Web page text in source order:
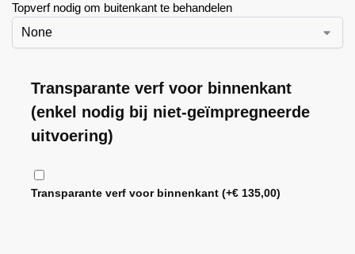
Topverf nodig om buitenkant te behandelen
Transparante verf voor binnenkant
(enkel nodig bij niet-geïmpregneerde
uitvoering)
Transparante verf voor binnenkant(+€ 135,00)